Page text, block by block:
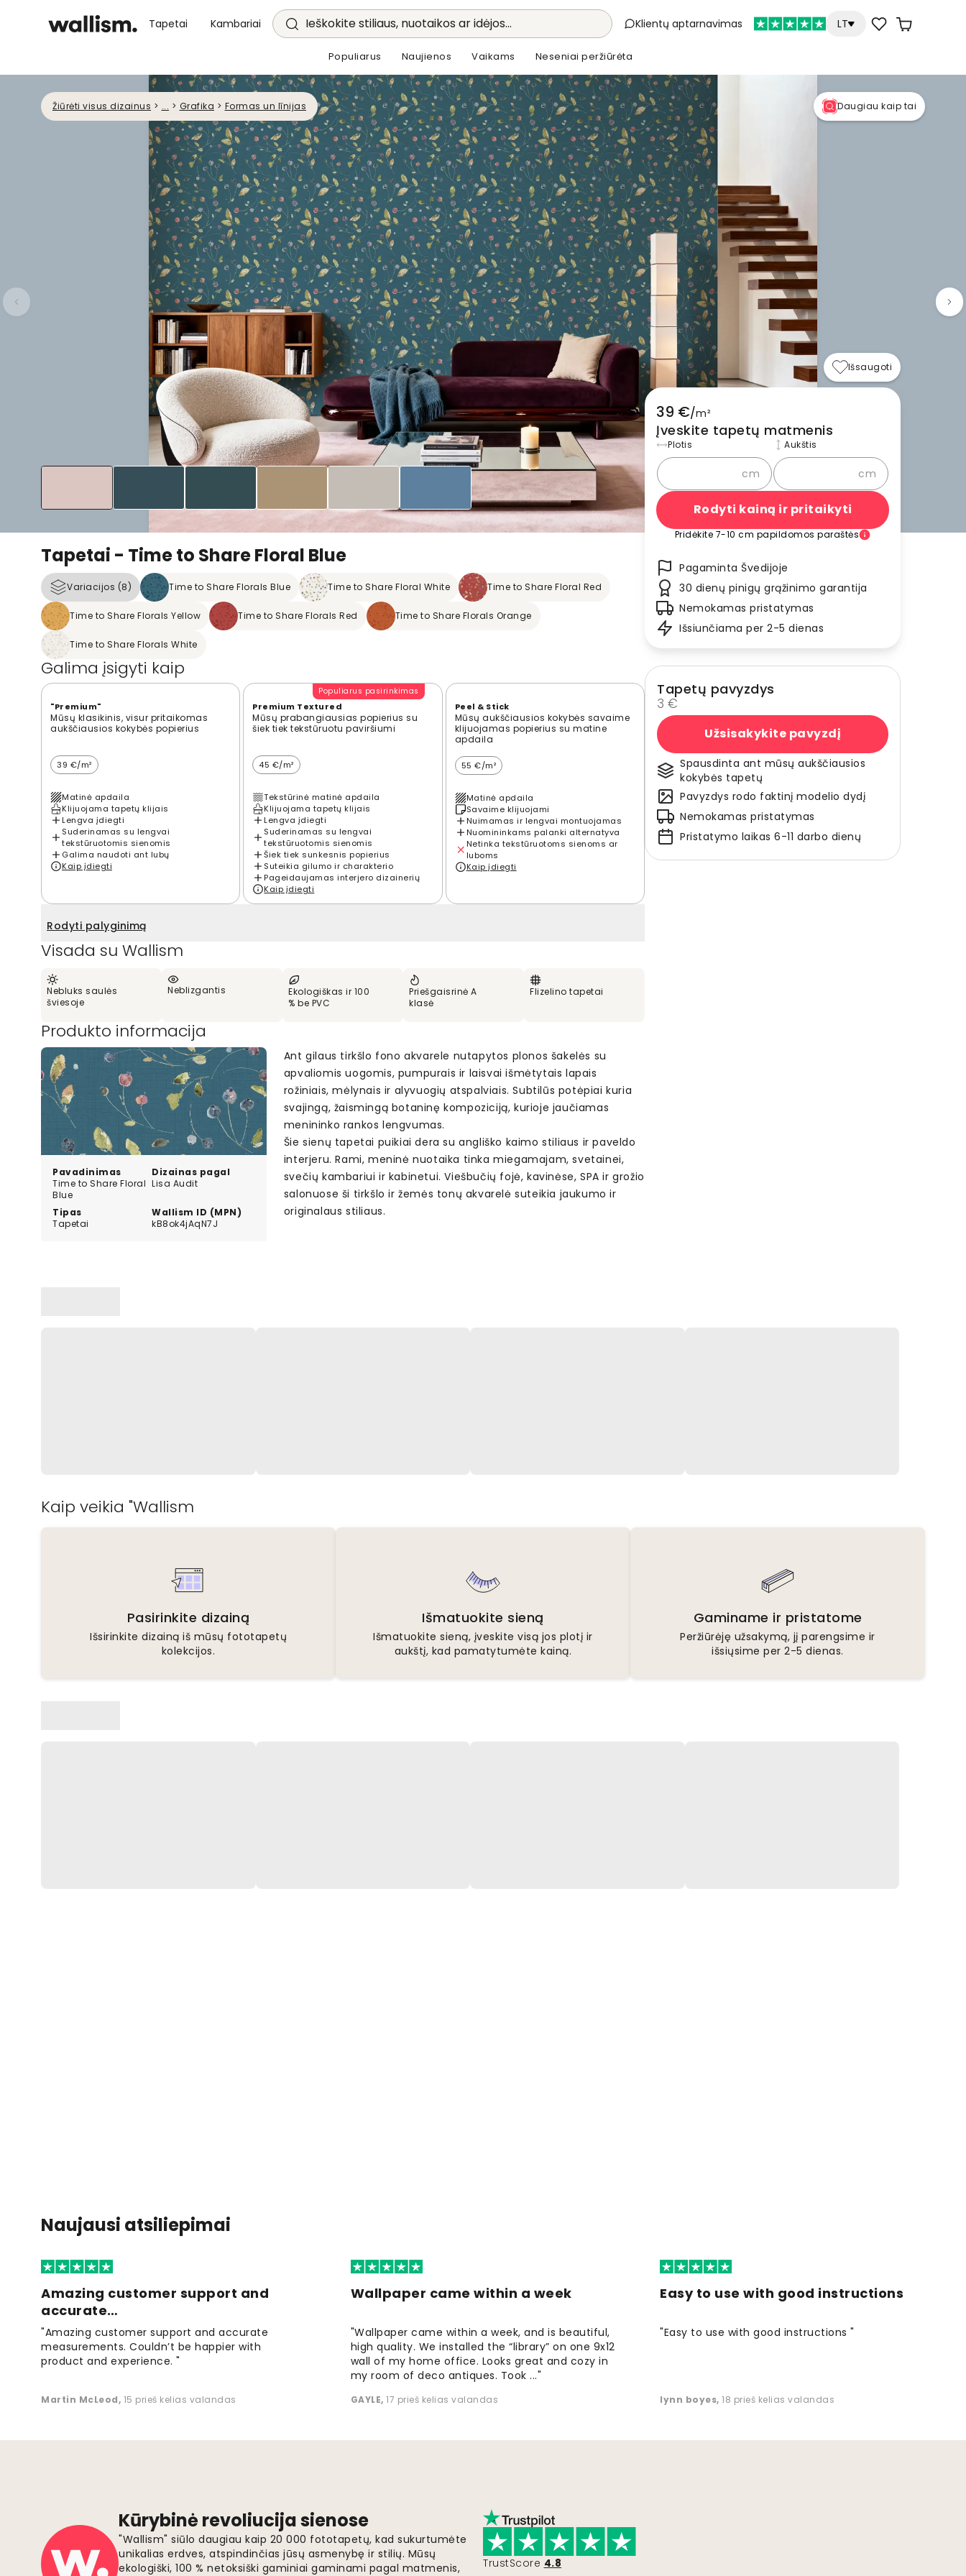
Tapetai Kambariai Ieškokite stiliaus, nuotaikos ar idėjos... Klientų aptarnavimas LT
Populiarus Naujienos Vaikams Neseniai peržiūrėta
Žiūrėti visus dizainus > ... > Grafika > Formas un līnijas Daugiau kaip tai
Tapetai - Time to Share Floral Blue
Variacijos (8) Time to Share Florals Blue Time to Share Floral White Time to Share Floral Red
Time to Share Florals Yellow Time to Share Florals Red Time to Share Florals Orange
Time to Share Florals White
Galima įsigyti kaip
"Premium"
Mūsų klasikinis, visur pritaikomas
aukščiausios kokybės popierius
39 €/m²
Matinė apdaila
Klijuojama tapetų klijais
Lengva įdiegti
Suderinamas su lengvai
tekstūruotomis sienomis
Galima naudoti ant lubų
Kaip įdiegti
Populiarus pasirinkimas
Premium Textured
Mūsų prabangiausias popierius su
šiek tiek tekstūruotu paviršiumi
45 €/m²
Tekstūrinė matinė apdaila
Klijuojama tapetų klijais
Lengva įdiegti
Suderinamas su lengvai
tekstūruotomis sienomis
Šiek tiek sunkesnis popierius
Suteikia gilumo ir charakterio
Pageidaujamas interjero dizainerių
Kaip įdiegti
Peel & Stick
Mūsų aukščiausios kokybės savaime
klijuojamas popierius su matine
apdaila
55 €/m²
Matinė apdaila
Savaime klijuojami
Nuimamas ir lengvai montuojamas
Nuomininkams palanki alternatyva
Netinka tekstūruotoms sienoms ar
luboms
Kaip įdiegti
Rodyti palyginimą
Visada su Wallism
Nebluks saulės
šviesoje
Neblizgantis
Ekologiškas ir 100
% be PVC
Priešgaisrinė A
klasė
Flizelino tapetai
Produkto informacija
Pavadinimas
Time to Share Floral
Blue
Dizainas pagal
Lisa Audit
Tipas
Tapetai
Wallism ID (MPN)
kB8ok4jAqN7J
Ant gilaus tirkšlo fono akvarele nutapytos plonos šakelės su
apvaliomis uogomis, pumpurais ir laisvai išmėtytais lapais
rožiniais, mėlynais ir alyvuogių atspalviais. Subtilūs potėpiai kuria
svajingą, žaismingą botaninę kompoziciją, kurioje jaučiamas
menininko rankos lengvumas.
Šie sienų tapetai puikiai dera su angliško kaimo stiliaus ir paveldo
interjeru. Rami, meninė nuotaika tinka miegamajam, svetainei,
svečių kambariui ir kabinetui. Viešbučių fojė, kavinėse, SPA ir grožio
salonuose ši tirkšlo ir žemės tonų akvarelė suteikia jaukumo ir
originalaus stiliaus.
Išsaugoti
39 €/m²
Įveskite tapetų matmenis
Plotis
cm
Aukštis
cm
Rodyti kainą ir pritaikyti
Pridėkite 7-10 cm papildomos paraštės
Pagaminta Švedijoje
30 dienų pinigų grąžinimo garantija
Nemokamas pristatymas
Išsiunčiama per 2-5 dienas
Tapetų pavyzdys
3 €
Užsisakykite pavyzdį
Spausdinta ant mūsų aukščiausios
kokybės tapetų
Pavyzdys rodo faktinį modelio dydį
Nemokamas pristatymas
Pristatymo laikas 6-11 darbo dienų
Kaip veikia "Wallism
Pasirinkite dizainą
Išsirinkite dizainą iš mūsų fototapetų
kolekcijos.
Išmatuokite sieną
Išmatuokite sieną, įveskite visą jos plotį ir
aukštį, kad pamatytumėte kainą.
Gaminame ir pristatome
Peržiūrėję užsakymą, jį parengsime ir
išsiųsime per 2-5 dienas.
Naujausi atsiliepimai
Amazing customer support and
accurate…
"Amazing customer support and accurate
measurements. Couldn’t be happier with
product and experience. "
Martin McLeod, 15 prieš kelias valandas
Wallpaper came within a week
"Wallpaper came within a week, and is beautiful,
high quality. We installed the “library” on one 9x12
wall of my home office. Looks great and cozy in
my room of deco antiques. Took ..."
GAYLE, 17 prieš kelias valandas
Easy to use with good instructions
"Easy to use with good instructions "
lynn boyes, 18 prieš kelias valandas
Kūrybinė revoliucija sienose
"Wallism" siūlo daugiau kaip 20 000 fototapetų, kad sukurtumėte
unikalias erdves, atspindinčias jūsų asmenybę ir stilių. Mūsų
ekologiški, 100 % netoksiški gaminiai gaminami pagal matmenis,
TrustScore 4.8